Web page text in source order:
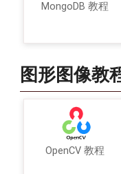
MongoDB 教程
图形图像教
OpenCV 教程